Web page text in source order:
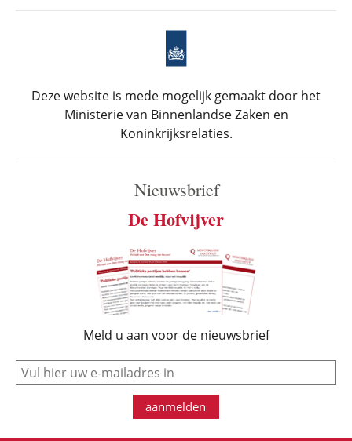
Deze website is mede mogelijk gemaakt door het
Ministerie van Binnenlandse Zaken en
Koninkrijksrelaties.
Nieuwsbrief
De Hofvijver
Meld u aan voor de nieuwsbrief
e-mail
aanmelden